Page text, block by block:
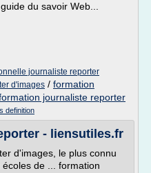
du savoir Web...
journaliste reporter
d'images / formation
journaliste reporter
definition
- liensutiles.fr
d'images, le plus connu
de ... formation